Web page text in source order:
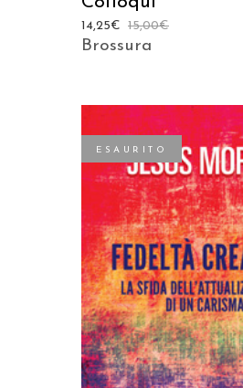
15,00€
14,25€
Brossura
ESAURITO
LEGGI TUTTO